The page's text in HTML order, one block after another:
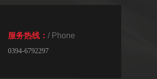
服务热线： / Phone
0394-6792297